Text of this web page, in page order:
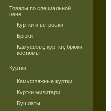
Товары по специальной
цене
Куртки и ветровки
Брюки
Камуфляж, куртки, брюки,
костюмы
Куртки
Камуфляжные куртки
Куртки милитари
Бушлаты